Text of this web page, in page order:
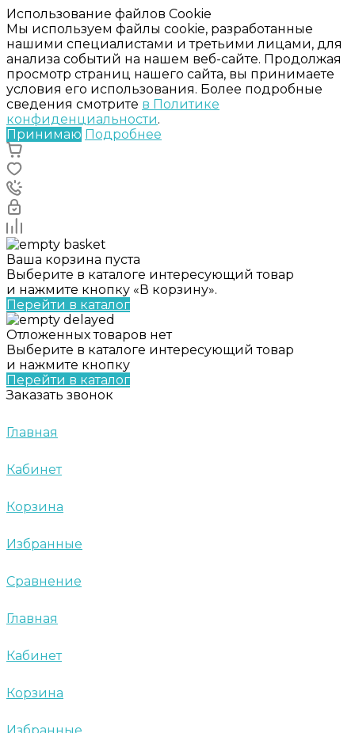
Использование файлов Cookie
Мы используем файлы cookie, разработанные
нашими специалистами и третьими лицами, для
анализа событий на нашем веб-сайте. Продолжая
просмотр страниц нашего сайта, вы принимаете
условия его использования. Более подробные
сведения смотрите в Политике
конфиденциальности.
Принимаю Подробнее
Ваша корзина пуста
Выберите в каталоге интересующий товар
и нажмите кнопку «В корзину».
Перейти в каталог
Отложенных товаров нет
Выберите в каталоге интересующий товар
и нажмите кнопку
Перейти в каталог
Заказать звонок
Главная
Кабинет
Корзина
Избранные
Сравнение
Главная
Кабинет
Корзина